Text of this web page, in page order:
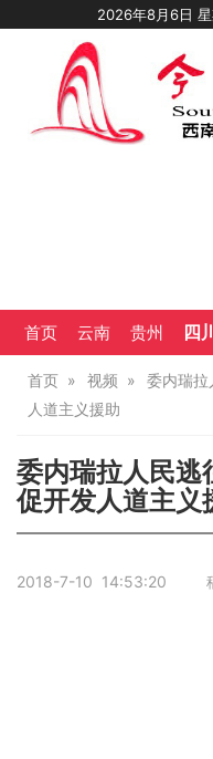
2026年8月6日
首页 云南 贵州 四
首页 视频
委内瑞拉
人道主义援助
委内瑞拉人民逃
促开发人道主义
2018-7-10 14:53:20 稿